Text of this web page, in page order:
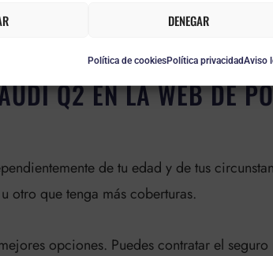
DENEGAR
Política de cookiesPolítica privacidadAviso
Q2 EN LA WEB DE
de tu edad y de tus
otro que tenga más coberturas.
opciones. Puedes contratar el